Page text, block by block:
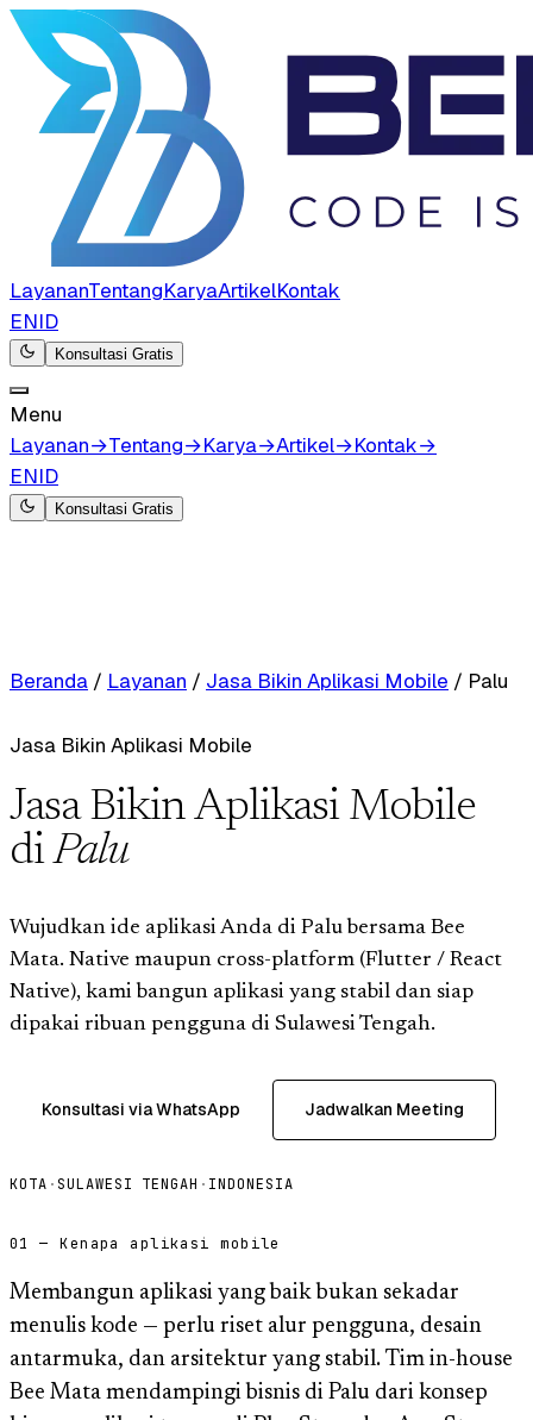
LayananTentangKaryaArtikelKontak
ENID
Konsultasi Gratis
Menu
Layanan→Tentang→Karya→Artikel→Kontak→
ENID
Konsultasi Gratis
Beranda / Layanan / Jasa Bikin Aplikasi Mobile / Palu
Jasa Bikin Aplikasi Mobile
Jasa Bikin Aplikasi Mobile
diPalu
Wujudkan ide aplikasi Anda di Palu bersama Bee
Mata. Native maupun cross-platform (Flutter / React
Native), kami bangun aplikasi yang stabil dan siap
dipakai ribuan pengguna di Sulawesi Tengah.
Konsultasi via WhatsApp Jadwalkan Meeting
KOTA · SULAWESI TENGAH · INDONESIA
01 — Kenapa aplikasi mobile
Membangun aplikasi yang baik bukan sekadar
menulis kode — perlu riset alur pengguna, desain
antarmuka, dan arsitektur yang stabil. Tim in-house
Bee Mata mendampingi bisnis di Palu dari konsep